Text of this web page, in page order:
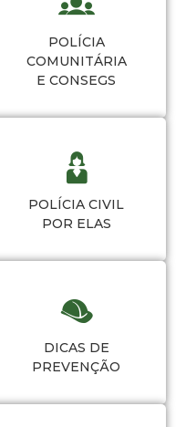
POLÍCIA
COMUNITÁRIA
E CONSEGS
POLÍCIA CIVIL
POR ELAS
DICAS DE
PREVENÇÃO